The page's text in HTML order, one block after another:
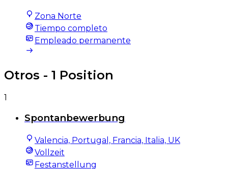
Zona Norte
Tiempo completo
Empleado permanente
Otros - 1 Position
1
Spontanbewerbung
Valencia, Portugal, Francia, Italia, UK
Vollzeit
Festanstellung